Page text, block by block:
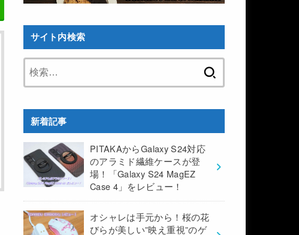
サイト内検索
新着記事
PITAKAからGalaxy S24対応
のアラミド繊維ケースが登
場！「Galaxy S24 MagEZ
Case 4」をレビュー！
オシャレは手元から！桜の花
びらが美しい”映え重視”のゲ